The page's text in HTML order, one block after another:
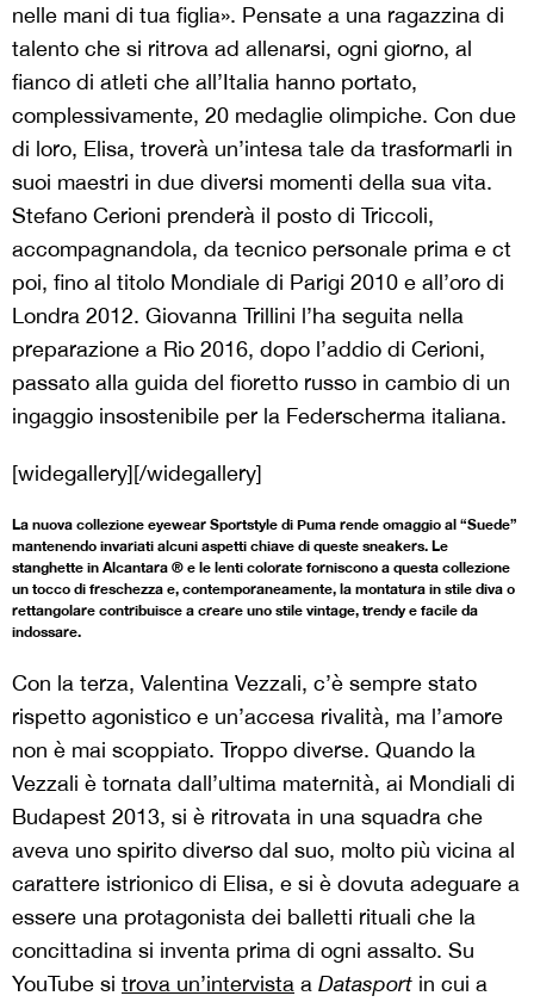
nelle mani di tua figlia». Pensate a una ragazzina di
talento che si ritrova ad allenarsi, ogni giorno, al
fianco di atleti che all’Italia hanno portato,
complessivamente, 20 medaglie olimpiche. Con due
di loro, Elisa, troverà un’intesa tale da trasformarli in
suoi maestri in due diversi momenti della sua vita.
Stefano Cerioni prenderà il posto di Triccoli,
accompagnandola, da tecnico personale prima e ct
poi, fino al titolo Mondiale di Parigi 2010 e all’oro di
Londra 2012. Giovanna Trillini l’ha seguita nella
preparazione a Rio 2016, dopo l’addio di Cerioni,
passato alla guida del fioretto russo in cambio di un
ingaggio insostenibile per la Federscherma italiana.
[widegallery][/widegallery]
La nuova collezione eyewear Sportstyle di Puma rende omaggio al “Suede”
mantenendo invariati alcuni aspetti chiave di queste sneakers. Le
stanghette in Alcantara ® e le lenti colorate forniscono a questa collezione
un tocco di freschezza e, contemporaneamente, la montatura in stile diva o
rettangolare contribuisce a creare uno stile vintage, trendy e facile da
indossare.
Con la terza, Valentina Vezzali, c’è sempre stato
rispetto agonistico e un’accesa rivalità, ma l’amore
non è mai scoppiato. Troppo diverse. Quando la
Vezzali è tornata dall’ultima maternità, ai Mondiali di
Budapest 2013, si è ritrovata in una squadra che
aveva uno spirito diverso dal suo, molto più vicina al
carattere istrionico di Elisa, e si è dovuta adeguare a
essere una protagonista dei balletti rituali che la
concittadina si inventa prima di ogni assalto. Su
YouTube si trova un’intervista a Datasport in cui a